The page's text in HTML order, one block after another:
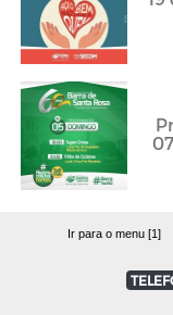
Ir para o menu [1]